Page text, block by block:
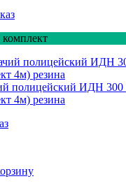
полицейский ИДН 300
4м) резина